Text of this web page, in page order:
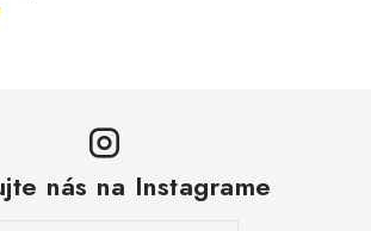
nás na Instagrame